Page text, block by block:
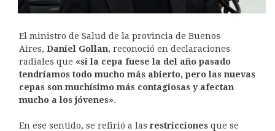
El ministro de Salud de la provincia de Buenos
Aires, Daniel Gollan, reconoció en declaraciones
radiales que «si la cepa fuese la del año pasado
tendríamos todo mucho más abierto, pero las nuevas
cepas son muchísimo más contagiosas y afectan
mucho a los jóvenes».
En ese sentido, se refirió a las restricciones que se